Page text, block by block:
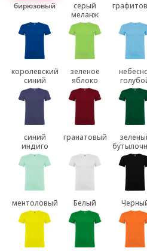
бирюзовый
серый
меланж
королевский
синий
зеленое
яблоко
синий
индиго
гранатовый
ментоловый Белый